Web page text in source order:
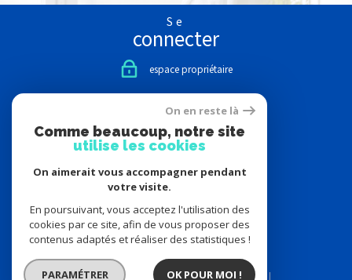
Se
connecter
espace propriétaire
Nous
suivre
Nous
adhérons
© 2026 | Tous droits réservés | Traduction powered by Google |
On en reste là
Comme beaucoup, notre site
utilise les cookies
On aimerait vous accompagner pendant
votre visite.
En poursuivant, vous acceptez l'utilisation des
cookies par ce site, afin de vous proposer des
contenus adaptés et réaliser des statistiques !
PARAMÉTRER OK POUR MOI !